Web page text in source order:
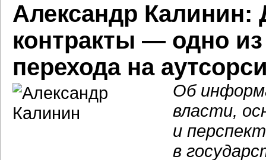
Александр Калинин:
контракты — одно
перехода на
Об
власти,
и
в